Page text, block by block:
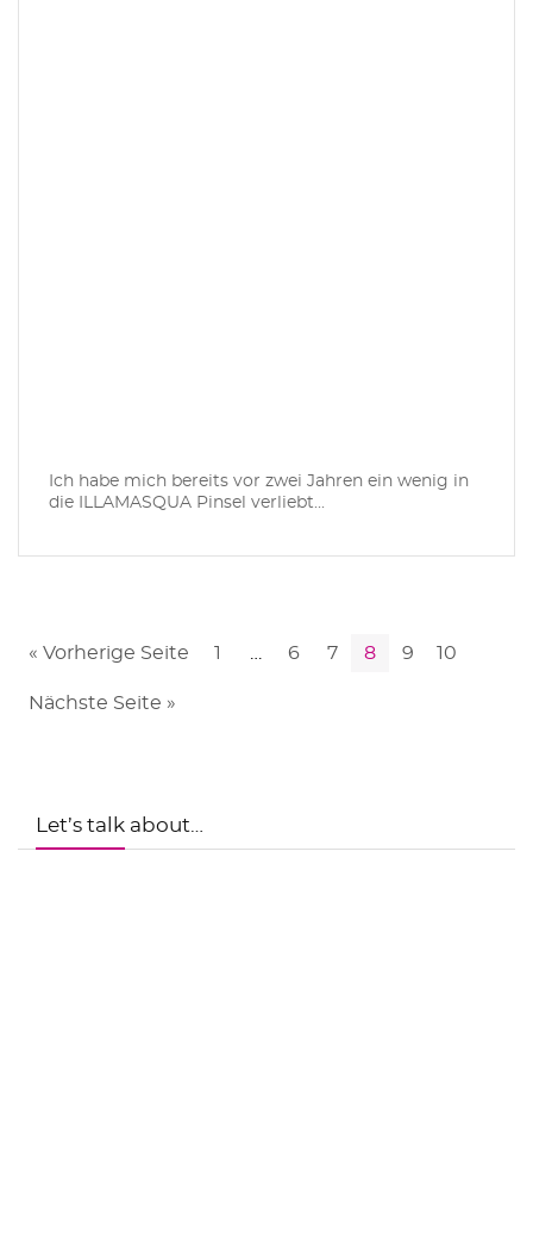
Ich habe mich bereits vor zwei Jahren ein wenig in
die ILLAMASQUA Pinsel verliebt...
« Vorherige Seite 1 6 7 8 9 10
Nächste Seite »
Let’s talk about…